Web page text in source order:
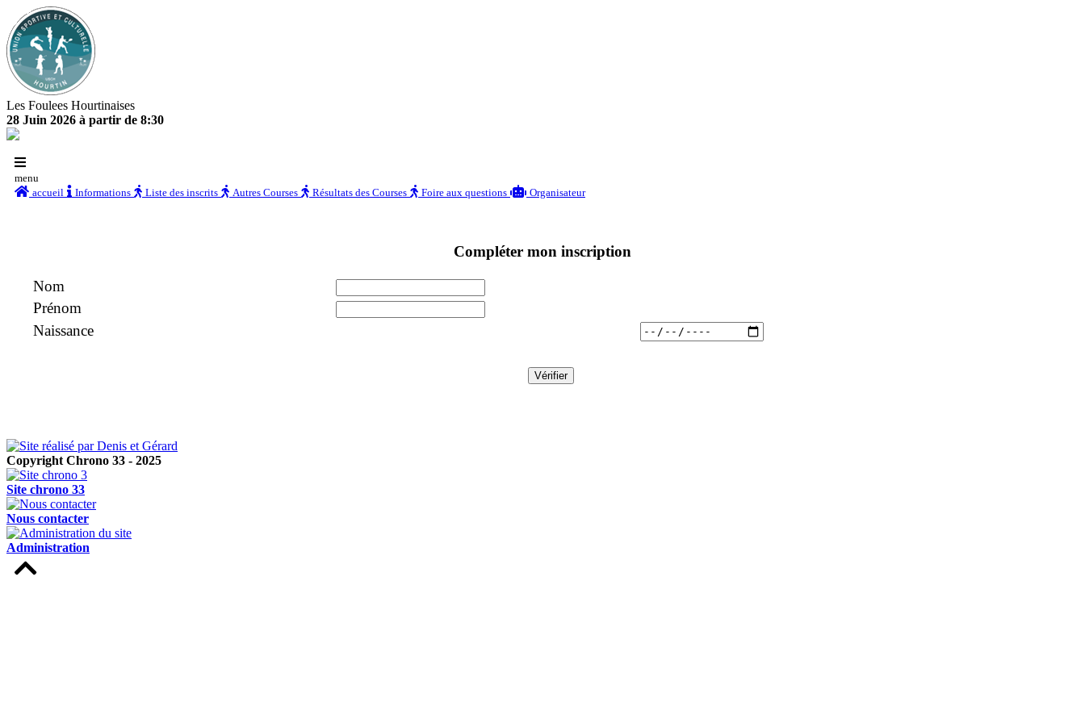
Les Foulees Hourtinaises
28 Juin 2026 à partir de 8:30
menu
accueil
Informations Liste des inscrits Autres Courses Résultats des Courses Foire aux questions Organisateur
Compléter mon inscription
Nom
Prénom
Naissance
Copyright Chrono 33 - 2025
Site chrono 33
Nous contacter
Administration